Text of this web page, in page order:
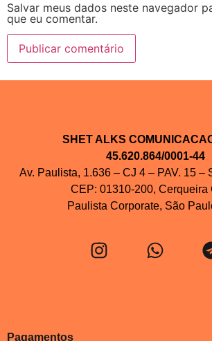
Salvar meus dados neste navegador
que eu comentar.
SHET ALKS
45.620.864/0001-44
Av. Paulista, 1.636 – CJ 4 – PAV. 15 –
CEP: 01310-200, Cerqueira
Paulista Corporate, São
Pagamentos